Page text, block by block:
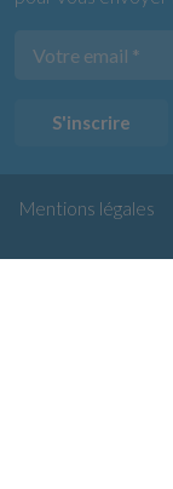
S'inscrire
Mentions légales